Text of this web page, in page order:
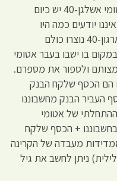
לאטומי ארגון-40. אנו יודעים כמה אטומי אשלגן-40 יש כיום
יודעים כמה היו
בתחילה (ההפקדה). אולם, אטומי הארגון-40 נוצרו כולם
בו ישבו בעבר אטומי
למצותם ולספור את מספרם.
הם הכסף שלקח הבנק
העביר הבנק מחשבוננו
של אטומי
בחשבוננו + הכסף שלקח
מעבדה של הקרינה
ניתן לחשב את גיל